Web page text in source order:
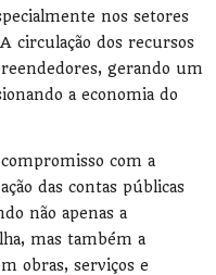
nos setores
circulação dos recursos
gerando um
a economia do
com a
das contas públicas
não apenas a
mas também a
obras, serviços e